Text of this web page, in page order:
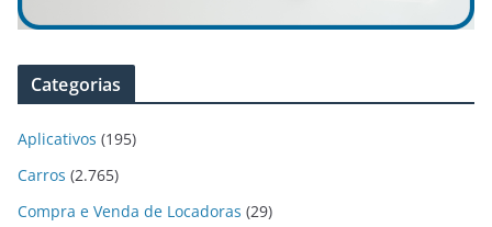
Categorias
Aplicativos (195)
Carros (2.765)
Compra e Venda de Locadoras (29)